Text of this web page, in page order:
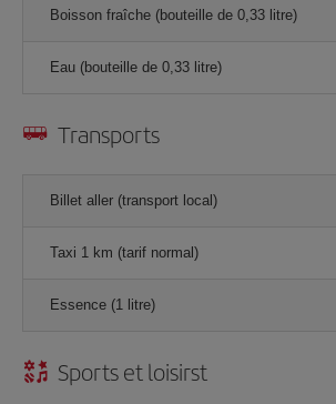
Boisson fraîche (bouteille de 0,33 litre)
Eau (bouteille de 0,33 litre)
Transports
Billet aller (transport local)
Taxi 1 km (tarif normal)
Essence (1 litre)
Sports et loisirst